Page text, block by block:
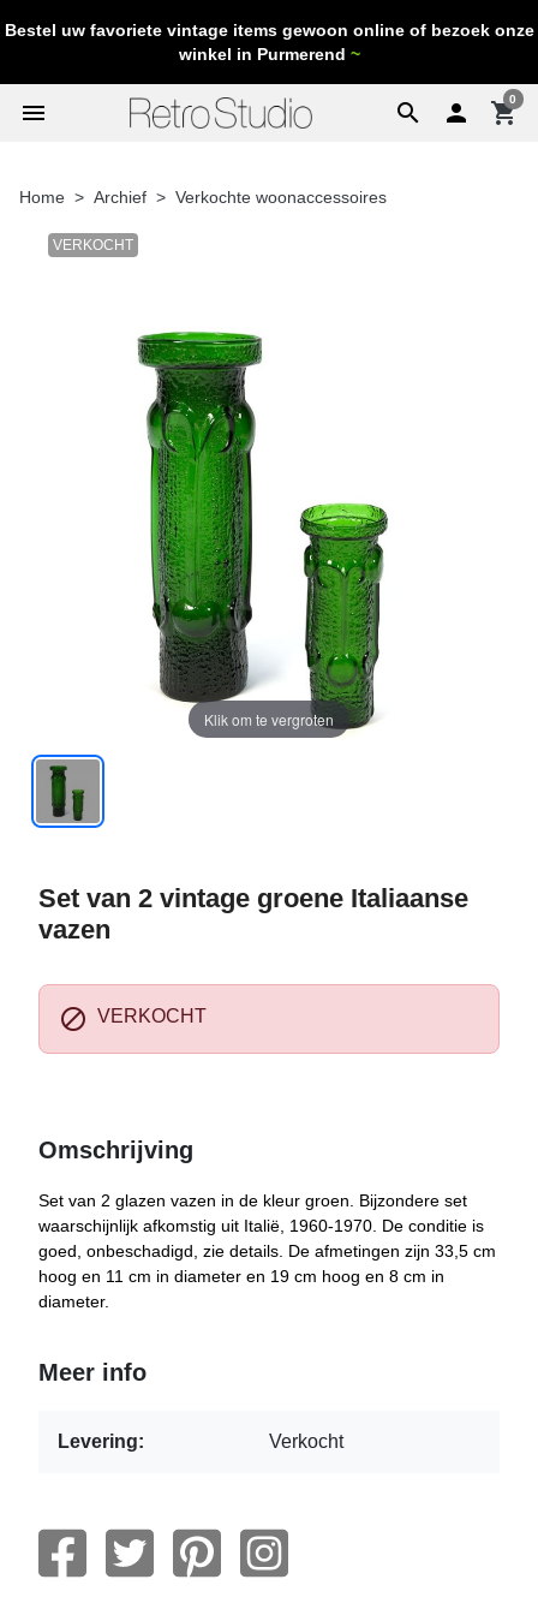
Bestel uw favoriete vintage items gewoon online of bezoek onze
winkel in Purmerend ~
search
menu  shopping_cart
0
Home Archief Verkochte woonaccessoires
VERKOCHT
Klik om te vergroten
Set van 2 vintage groene Italiaanse
vazen
 VERKOCHT
Omschrijving
Set van 2 glazen vazen in de kleur groen. Bijzondere set
waarschijnlijk afkomstig uit Italië, 1960-1970. De conditie is
goed, onbeschadigd, zie details. De afmetingen zijn 33,5 cm
hoog en 11 cm in diameter en 19 cm hoog en 8 cm in
diameter.
Meer info
Levering: Verkocht